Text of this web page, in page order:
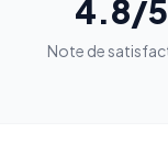
4.8/5
Note de